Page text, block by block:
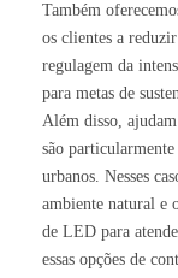
Também
os clientes a
regulagem da
para metas de
Além disso,
são particularmente
urbanos. Nesses
ambiente natural e
de LED para
essas opções de